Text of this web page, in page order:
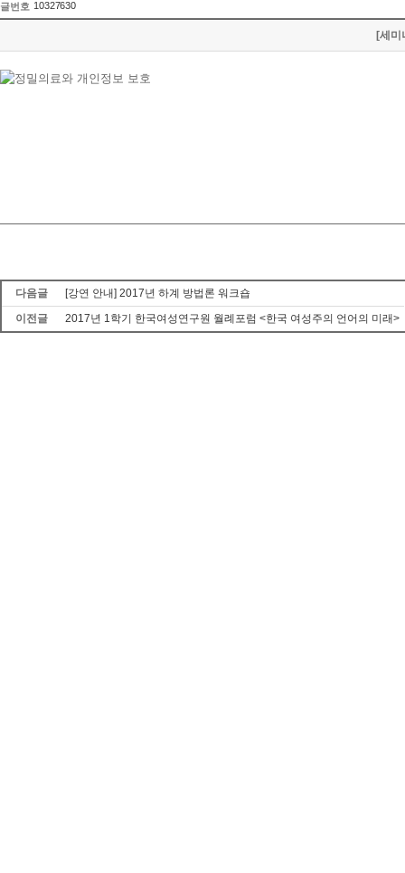
글번호 10327630
[세미
다음글
[강연 안내] 2017년 하계 방법론 워크숍
이전글
2017년 1학기 한국여성연구원 월례포럼 <한국 여성주의 언어의 미래>